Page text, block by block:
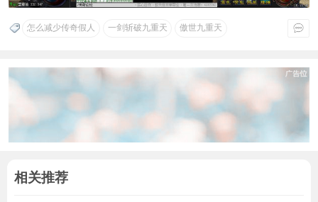
怎么减少传奇假人 一剑斩破九重天 傲世九重天
相关推荐